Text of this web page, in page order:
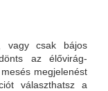
vagy csak bájos
az élővirág-
megjelenést
választhatsz a